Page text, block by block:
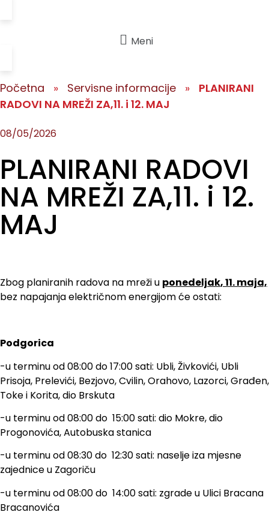
Meni
Početna » Servisne informacije »
PLANIRANI
RADOVI NA MREŽI ZA,11. i 12. MAJ
08/05/2026
PLANIRANI RADOVI
NA MREŽI ZA,11. i 12.
MAJ
Zbog planiranih radova na mreži u ponedeljak, 11. maja,
bez napajanja električnom energijom će ostati:
Podgorica
-u terminu od 08:00 do 17:00 sati: Ubli, Živkovići, Ubli
Prisoja, Prelevići, Bezjovo, Cvilin, Orahovo, Lazorci, Građen,
Toke i Korita, dio Brskuta
-u terminu od 08:00 do 15:00 sati: dio Mokre, dio
Progonovića, Autobuska stanica
-u terminu od 08:30 do 12:30 sati: naselje iza mjesne
zajednice u Zagoriču
-u terminu od 08:00 do 14:00 sati: zgrade u Ulici Bracana
Bracanovića